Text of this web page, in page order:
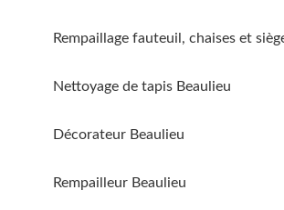
Rempaillage fauteuil, chaises et
Nettoyage de tapis Beaulieu
Décorateur Beaulieu
Rempailleur Beaulieu